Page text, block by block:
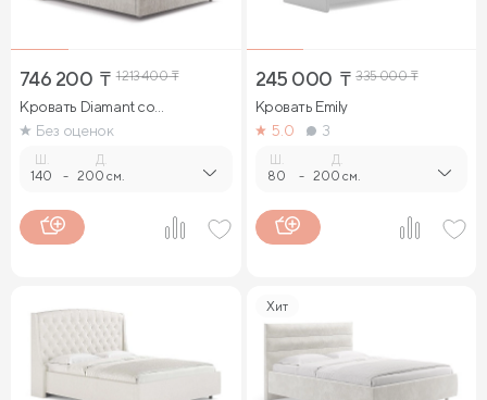
746 200 ₸ 1 213 400₸
Кровать Diamant со
стразами
Без оценок
140 -
Д.
200 см.
245 000 ₸ 335 000₸
Кровать Emily
5.0
3
80 -
Д.
200 см.
Хит